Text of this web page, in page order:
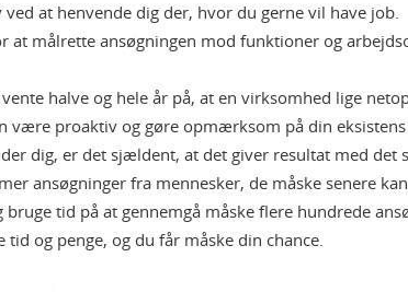
at henvende dig der, hvor du gerne vil have job.
at målrette ansøgningen mod funktioner og
halve og hele år på, at en virksomhed lige
være proaktiv og gøre opmærksom på din eksistens
dig, er det sjældent, at det giver resultat med det
ansøgninger fra mennesker, de måske senere
bruge tid på at gennemgå måske flere hundrede
tid og penge, og du får måske din chance.